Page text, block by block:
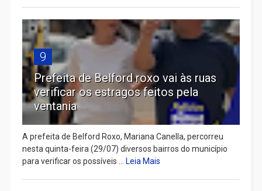
9
Prefeita de Belford roxo vai às ruas
verificar os estragos feitos pela
ventania
A prefeita de Belford Roxo, Mariana Canella, percorreu
nesta quinta-feira (29/07) diversos bairros do município
para verificar os possíveis ... Leia Mais